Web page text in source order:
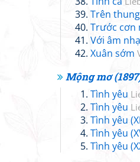
Trên
Trước cơn
Với âm
Xuân sớm
Mộng mơ
Tình yêu
Tình yêu
Tình yêu
Tình yêu
Tình yêu